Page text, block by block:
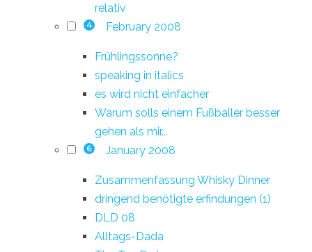
relativ
4 February 2008
Frühlingssonne?
speaking in italics
es wird nicht einfacher
Warum solls einem Fußballer besser
gehen als mir...
6 January 2008
Zusammenfassung Whisky Dinner
dringend benötigte erfindungen (1)
DLD 08
Alltags-Dada